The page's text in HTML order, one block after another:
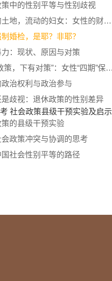
策中的性别平等与性别歧视
地，流动的妇女：女性的财产享有与继承
婚检，是耶？非耶？
：现状、原因与对策
，下有对策”：女性“四期”保护现状
治权利与政治参与
歧视：退休政策的性别差异
社会政策县级干预实验及启示
的县级干预实验
政策冲突与协调的思考
社会性别平等的路径